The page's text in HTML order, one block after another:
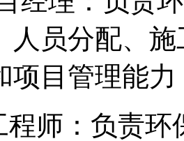
人员分配、
项目管理能力
程师：负责